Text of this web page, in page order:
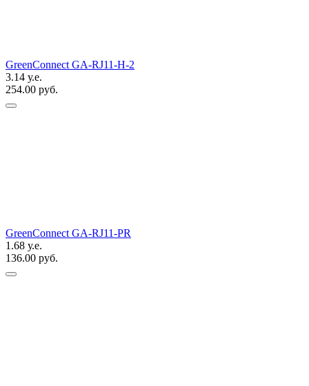
GreenConnect GA-RJ11-H-2
3.14 у.е.
254.00 руб.
GreenConnect GA-RJ11-PR
1.68 у.е.
136.00 руб.